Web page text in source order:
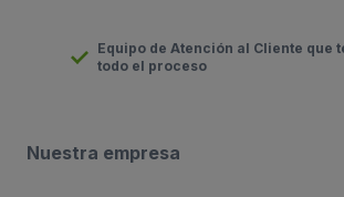
Equipo de Atención al Cliente que
todo el proceso
Nuestra empresa